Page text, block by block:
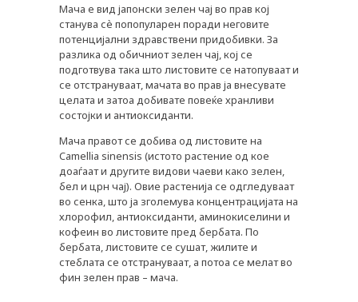
Мача е вид јапонски зелен чај во прав кој
станува сѐ попопуларен поради неговите
потенцијални здравствени придобивки. За
разлика од обичниот зелен чај, кој се
подготвува така што листовите се натопуваат и
се отстрануваат, мачата во прав ја внесувате
целата и затоа добивате повеќе хранливи
состојки и антиоксиданти.
Мача правот се добива од листовите на
Camellia sinensis (истото растение од кое
доаѓаат и другите видови чаеви како зелен,
бел и црн чај). Овие растенија се одгледуваат
во сенка, што ја зголемува концентрацијата на
хлорофил, антиоксиданти, аминокиселини и
кофеин во листовите пред бербата. По
бербата, листовите се сушат, жилите и
стеблата се отстрануваат, а потоа се мелат во
фин зелен прав – мача.